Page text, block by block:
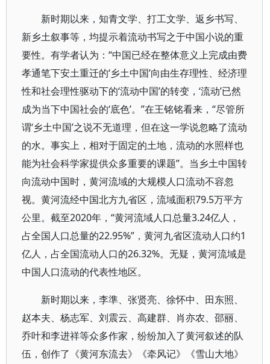
新时期以来，知青文学、打工文学、返乡书写、
新乡土叙事等，均提示着流动书写之于中国小说的重
要性。有学者认为：“中国已经在整体意义上完成由费
孝通笔下安土重迁的‘乡土中国’向由生存理性、经济理
性和社会理性驱动下的‘流动中国’的转变，‘流动’已然
成为当下中国社会的‘底色’。”在王铭铭看来，“尽管所
谓‘乡土中国’之说不无道理，但在这一学说忽略了流动
的水。事实上，相对于固定的土地，流动的水照样也
能为社会科学家提供众多重要的课题”。当乡土中国转
向流动中国时，黄河流域的大规模人口流动不容忽
视。黄河流经中国北方九省区，流域面积79.5万平方
公里。截至2020年，“黄河流域人口总量3.24亿人，
占全国人口总量的22.95%”，黄河九省区流动人口约1
亿人，占全国流动人口的26.32%。无疑，黄河流域是
中国人口流动的代表性地区。
新时期以来，李準、张贤亮、徐怀中、田东照、
赵本夫、杨志军、刘震云、高建群、肖亦农、邵丽、
乔叶和李进祥等众多作家，纷纷加入了黄河叙述的队
伍，创作了《黄河东流去》《牵风记》《雪山大地》